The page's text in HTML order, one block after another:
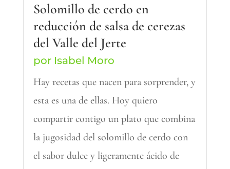
Solomillo de cerdo en
reducción de salsa de cerezas
del Valle del Jerte
por Isabel Moro
Hay recetas que nacen para sorprender, y
esta es una de ellas. Hoy quiero
compartir contigo un plato que combina
la jugosidad del solomillo de cerdo con
el sabor dulce y ligeramente ácido de